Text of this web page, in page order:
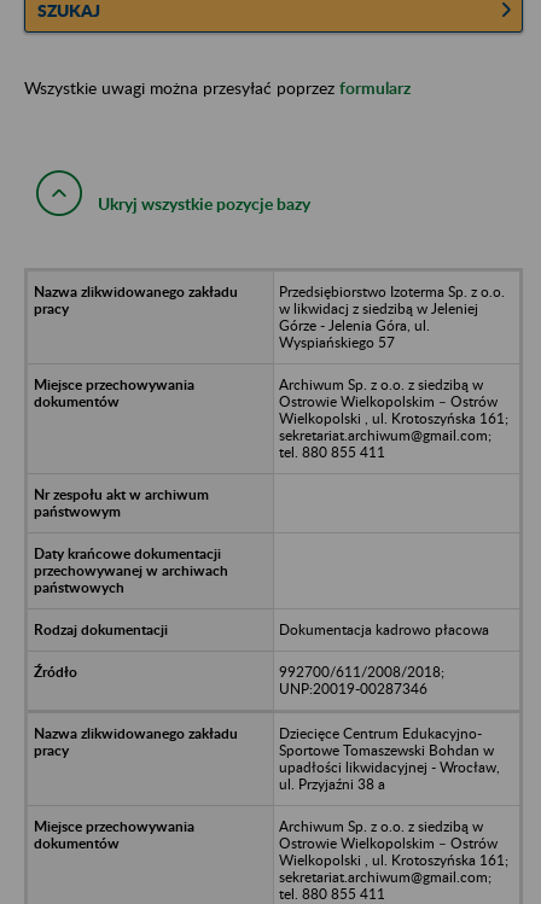
SZUKAJ
Wszystkie uwagi można przesyłać poprzez formularz
Ukryj wszystkie pozycje bazy
Przedsiębiorstwo Izoterma Sp. z o.o.
w likwidacj z siedzibą w Jeleniej
Górze - Jelenia Góra, ul.
Wyspiańskiego 57
Archiwum Sp. z o.o. z siedzibą w
Ostrowie Wielkopolskim – Ostrów
Wielkopolski , ul. Krotoszyńska 161;
sekretariat.archiwum@gmail.com;
tel. 880 855 411
Dokumentacja kadrowo płacowa
992700/611/2008/2018;
UNP:20019-00287346
Dziecięce Centrum Edukacyjno-
Sportowe Tomaszewski Bohdan w
upadłości likwidacyjnej - Wrocław,
ul. Przyjaźni 38 a
Archiwum Sp. z o.o. z siedzibą w
Ostrowie Wielkopolskim – Ostrów
Wielkopolski , ul. Krotoszyńska 161;
sekretariat.archiwum@gmail.com;
tel. 880 855 411